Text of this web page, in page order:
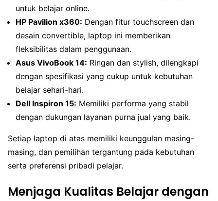
untuk belajar online.
HP Pavilion x360: Dengan fitur touchscreen dan
desain convertible, laptop ini memberikan
fleksibilitas dalam penggunaan.
Asus VivoBook 14: Ringan dan stylish, dilengkapi
dengan spesifikasi yang cukup untuk kebutuhan
belajar sehari-hari.
Dell Inspiron 15: Memiliki performa yang stabil
dengan dukungan layanan purna jual yang baik.
Setiap laptop di atas memiliki keunggulan masing-
masing, dan pemilihan tergantung pada kebutuhan
serta preferensi pribadi pelajar.
Menjaga Kualitas Belajar dengan